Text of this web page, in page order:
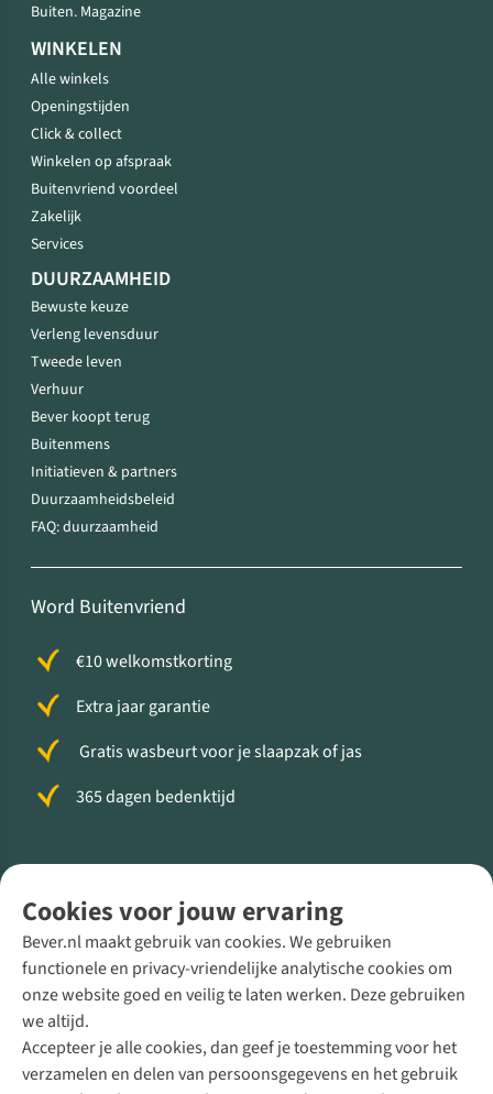
Cookies voor jouw ervaring
Bever.nl maakt gebruik van cookies. We gebruiken
functionele en privacy-vriendelijke analytische cookies om
onze website goed en veilig te laten werken. Deze gebruiken
we altijd.
Accepteer je alle cookies, dan geef je toestemming voor het
verzamelen en delen van persoonsgegevens en het gebruik
Buiten. Magazine
WINKELEN
Alle winkels
Openingstijden
Click & collect
Winkelen op afspraak
Buitenvriend voordeel
Zakelijk
Services
DUURZAAMHEID
Bewuste keuze
Verleng levensduur
Tweede leven
Verhuur
Bever koopt terug
Buitenmens
Initiatieven & partners
Duurzaamheidsbeleid
FAQ: duurzaamheid
Word Buitenvriend
€10 welkomstkorting
Extra jaar garantie
Gratis wasbeurt voor je slaapzak of jas
365 dagen bedenktijd
Direct advies van een Buitenexpert
+31 (0)85 888 50 88
+31 6 12 28 49 80